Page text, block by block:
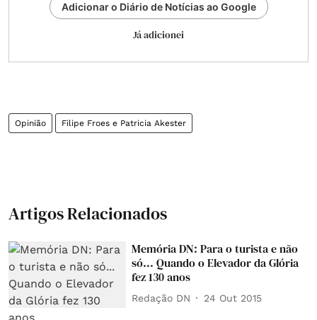
Adicionar o Diário de Notícias ao Google
Já adicionei
Opinião Filipe Froes e Patricia Akester
Artigos Relacionados
Memória DN: Para o turista e não
só... Quando o Elevador da Glória
fez 130 anos
Redação DN 24 Out 2015